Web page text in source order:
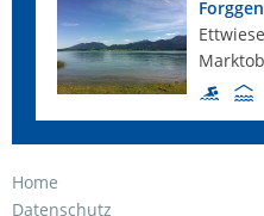
Home
Datenschutz